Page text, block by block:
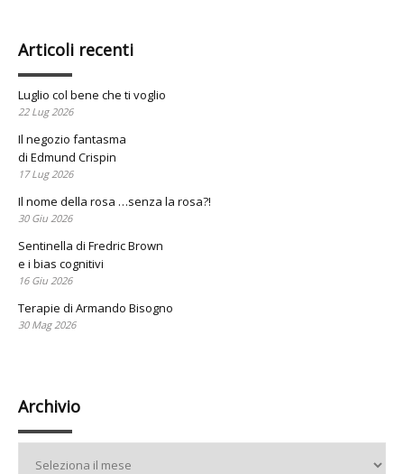
Articoli recenti
Luglio col bene che ti voglio
22 Lug 2026
Il negozio fantasma
di Edmund Crispin
17 Lug 2026
Il nome della rosa …senza la rosa?!
30 Giu 2026
Sentinella di Fredric Brown
e i bias cognitivi
16 Giu 2026
Terapie di Armando Bisogno
30 Mag 2026
Archivio